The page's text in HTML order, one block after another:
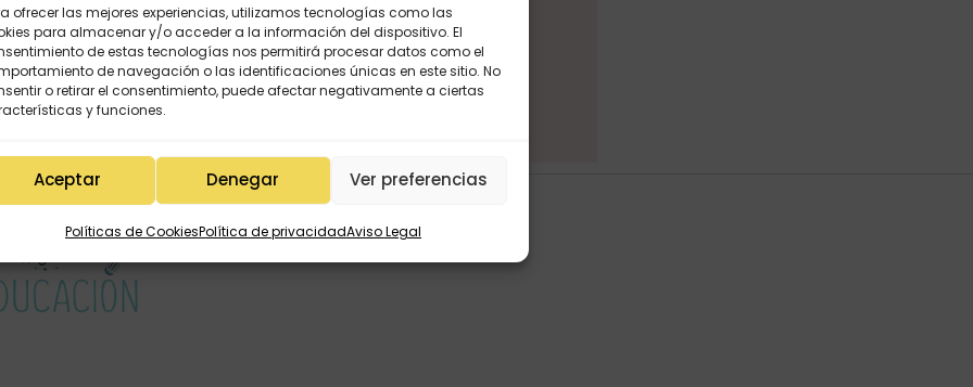
ofrecer las mejores experiencias, utilizamos tecnologías como las
para almacenar y/o acceder a la información del dispositivo. El
de estas tecnologías nos permitirá procesar datos como el
de navegación o las identificaciones únicas en este sitio. No
o retirar el consentimiento, puede afectar negativamente a ciertas
y funciones.
Aceptar Denegar Ver preferencias
Políticas de CookiesPolítica de privacidadAviso Legal
RATÓN – MAESTRA
€3,95€
Lápiz navideño
0,80€-1,20€